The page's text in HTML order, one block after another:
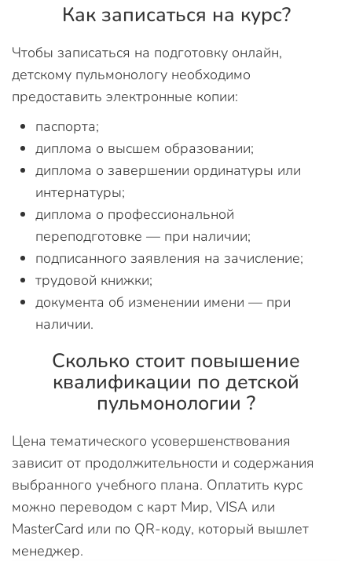
Как записаться на курс?
Чтобы записаться на подготовку онлайн,
детскому пульмонологу необходимо
предоставить электронные копии:
паспорта;
диплома о высшем образовании;
диплома о завершении ординатуры или
интернатуры;
диплома о профессиональной
переподготовке — при наличии;
подписанного заявления на зачисление;
трудовой книжки;
документа об изменении имени — при
наличии.
Сколько стоит повышение
квалификации по детской
пульмонологии ?
Цена тематического усовершенствования
зависит от продолжительности и содержания
выбранного учебного плана. Оплатить курс
можно переводом с карт Мир, VISA или
MasterCard или по QR-коду, который вышлет
менеджер.